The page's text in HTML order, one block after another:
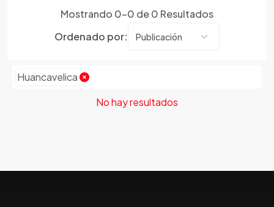
Mostrando 0-0 de0 Resultados
Ordenado por:
Huancavelica
No hay resultados